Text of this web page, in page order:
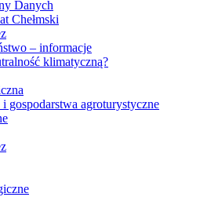
Danych
Chełmski
– informacje
klimatyczną?
gospodarstwa agroturystyczne